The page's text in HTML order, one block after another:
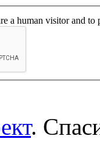
a human visitor and to
.